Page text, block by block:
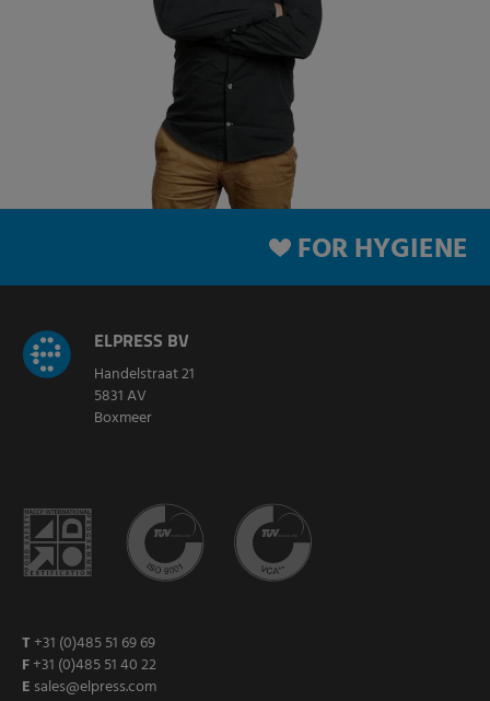
FOR HYGIENE
ELPRESS BV
Handelstraat 21
5831 AV
Boxmeer
T +31 (0)485 51 69 69
F+31 (0)485 51 40 22
E sales@elpress.com